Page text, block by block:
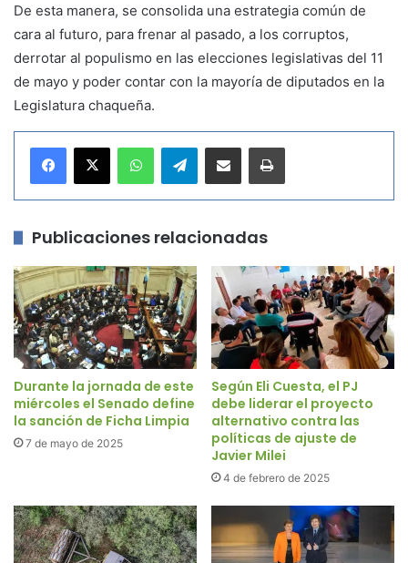
De esta manera, se consolida una estrategia común de
cara al futuro, para frenar al pasado, a los corruptos,
derrotar al populismo en las elecciones legislativas del 11
de mayo y poder contar con la mayoría de diputados en la
Legislatura chaqueña.
Telegram
Publicaciones relacionadas
Durante la jornada de este
miércoles el Senado define
la sanción de Ficha Limpia
7 de mayo de 2025
Según Eli Cuesta, el PJ
debe liderar el proyecto
alternativo contra las
políticas de ajuste de
Javier Milei
4 de febrero de 2025